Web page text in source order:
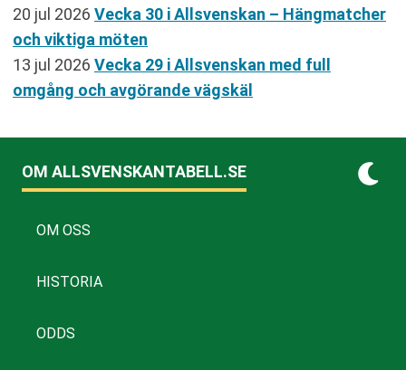
20 jul 2026 Vecka 30 i Allsvenskan – Hängmatcher
och viktiga möten
13 jul 2026 Vecka 29 i Allsvenskan med full
omgång och avgörande vägskäl
OM ALLSVENSKANTABELL.SE
OM OSS
HISTORIA
ODDS